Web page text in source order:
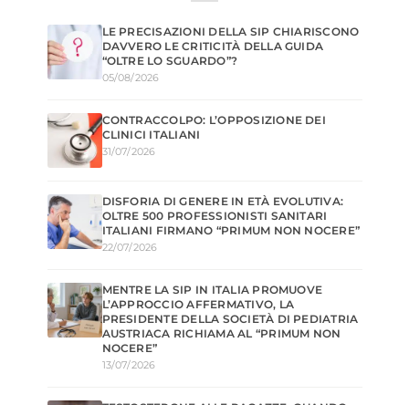
LE PRECISAZIONI DELLA SIP CHIARISCONO
DAVVERO LE CRITICITÀ DELLA GUIDA
“OLTRE LO SGUARDO”?
05/08/2026
CONTRACCOLPO: L’OPPOSIZIONE DEI
CLINICI ITALIANI
31/07/2026
DISFORIA DI GENERE IN ETÀ EVOLUTIVA:
OLTRE 500 PROFESSIONISTI SANITARI
ITALIANI FIRMANO “PRIMUM NON NOCERE”
22/07/2026
MENTRE LA SIP IN ITALIA PROMUOVE
L’APPROCCIO AFFERMATIVO, LA
PRESIDENTE DELLA SOCIETÀ DI PEDIATRIA
AUSTRIACA RICHIAMA AL “PRIMUM NON
NOCERE”
13/07/2026